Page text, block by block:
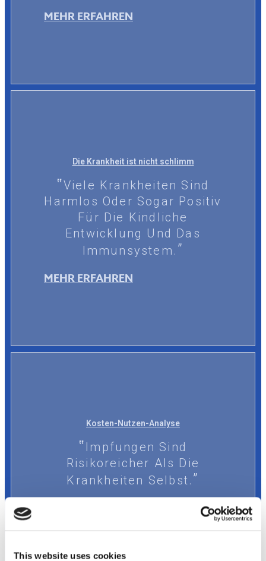
This website uses cookies
MEHR ERFAHREN
Die Krankheit ist nicht schlimm
Viele Krankheiten Sind
Harmlos Oder Sogar Positiv
Für Die Kindliche
Entwicklung Und Das
Immunsystem.
MEHR ERFAHREN
Kosten-Nutzen-Analyse
Impfungen Sind
Risikoreicher Als Die
Krankheiten Selbst.